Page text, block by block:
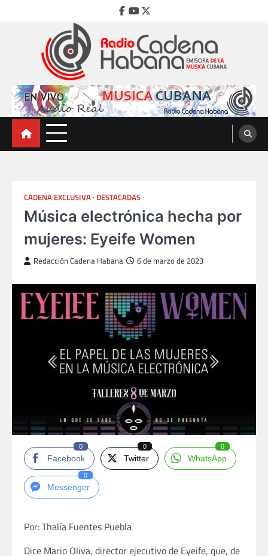
Facebook
Youtube
Twitter
Radio Cadena Habana
Emisora de la Música Cubana
CADENA EXCLUSIVA DESTACADAS
Música electrónica hecha por
mujeres: Eyeife Women
Redacción Cadena Habana 6 de marzo de 2023
Facebook
0
Twitter
0
WhatsApp
0
Messenger
0
Por: Thalía Fuentes Puebla
Dice Mario Oliva, director ejecutivo de Eyeife, que, de